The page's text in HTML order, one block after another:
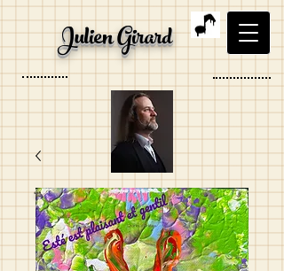
Julien Girard
Ténor, Organiste, Artiste
visuel